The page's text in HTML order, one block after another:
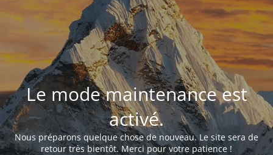
Le mode maintenance est
activé.
Nous préparons quelque chose de nouveau. Le site sera de
retour très bientôt. Merci pour votre patience !